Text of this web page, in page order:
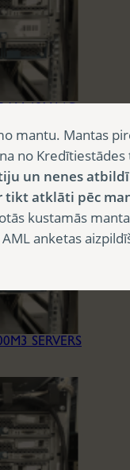
SERVERS
mantu. Mantas
no
un nenes
tikt atklāti pēc
kustamās
anketas